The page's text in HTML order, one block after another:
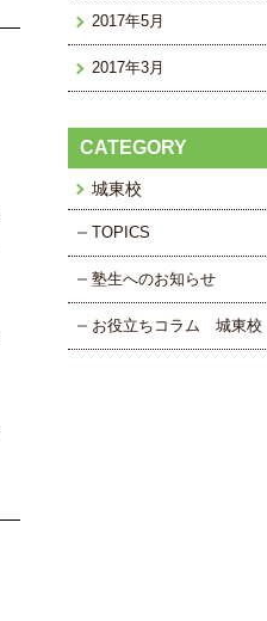
2017年5月
2017年3月
CATEGORY
城東校
TOPICS
塾生へのお知らせ
お役立ちコラム 城東校